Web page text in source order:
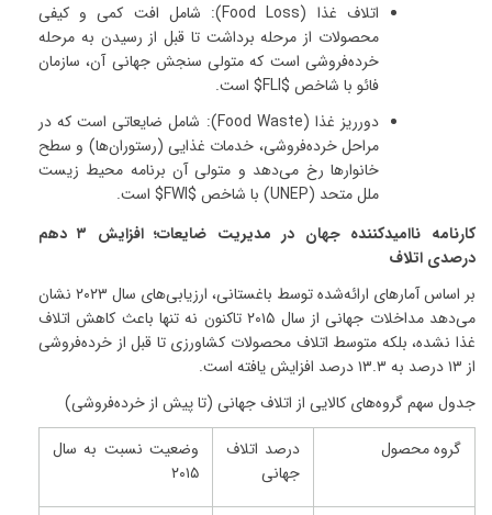
اتلاف غذا (Food Loss):
شامل افت کمی و کیفی
محصولات از مرحله برداشت تا قبل از رسیدن به مرحله
خرده‌فروشی است که متولی سنجش جهانی آن، سازمان
فائو با شاخص $FLI$ است.
دورریز غذا (Food Waste):
شامل ضایعاتی است که در
مراحل خرده‌فروشی، خدمات غذایی (رستوران‌ها) و سطح
خانوارها رخ می‌دهد و متولی آن برنامه محیط زیست
ملل متحد (UNEP) با شاخص $FWI$ است.
کارنامه ناامیدکننده جهان در مدیریت ضایعات؛ افزایش ۳دهم
درصدی اتلاف
بر اساس آمارهای ارائه‌شده توسط باغستانی، ارزیابی‌های سال ۲۰۲۳ نشان
می‌دهد مداخلات جهانی از سال ۲۰۱۵تاکنون نه تنها باعث کاهش اتلاف
غذا نشده، بلکه متوسط اتلاف محصولات کشاورزی تا قبل از خرده‌فروشی
از ۱۳درصد به ۱۳.۳درصد افزایش یافته است.
جدول سهم گروه‌های کالایی از اتلاف جهانی (تا پیش از خرده‌فروشی)
گروه محصول
درصد اتلاف
جهانی
وضعیت نسبت به سال
۲۰۱۵